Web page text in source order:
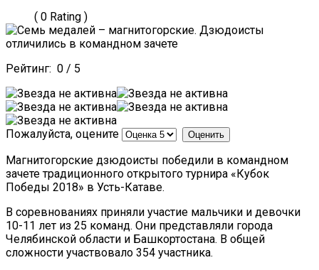
( 0 Rating )
Рейтинг: 0 / 5
Пожалуйста, оцените
Магнитогорские дзюдоисты победили в командном
зачете традиционного открытого турнира «Кубок
Победы 2018» в Усть-Катаве.
В соревнованиях приняли участие мальчики и девочки
10-11 лет из 25 команд. Они представляли города
Челябинской области и Башкортостана. В общей
сложности участвовало 354 участника.